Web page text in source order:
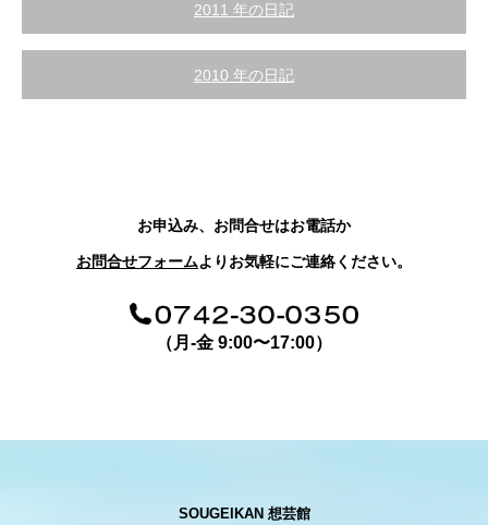
2011 年の日記
2010 年の日記
お申込み、お問合せはお電話か
お問合せフォームよりお気軽にご連絡ください。
（月-金 9:00〜17:00）
SOUGEIKAN 想芸館